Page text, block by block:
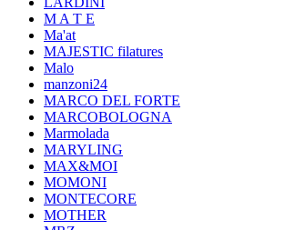
M A T E
Ma'at
MAJESTIC filatures
Malo
manzoni24
MARCO DEL FORTE
MARCOBOLOGNA
Marmolada
MARYLING
MAX&MOI
MOMONI
MONTECORE
MOTHER